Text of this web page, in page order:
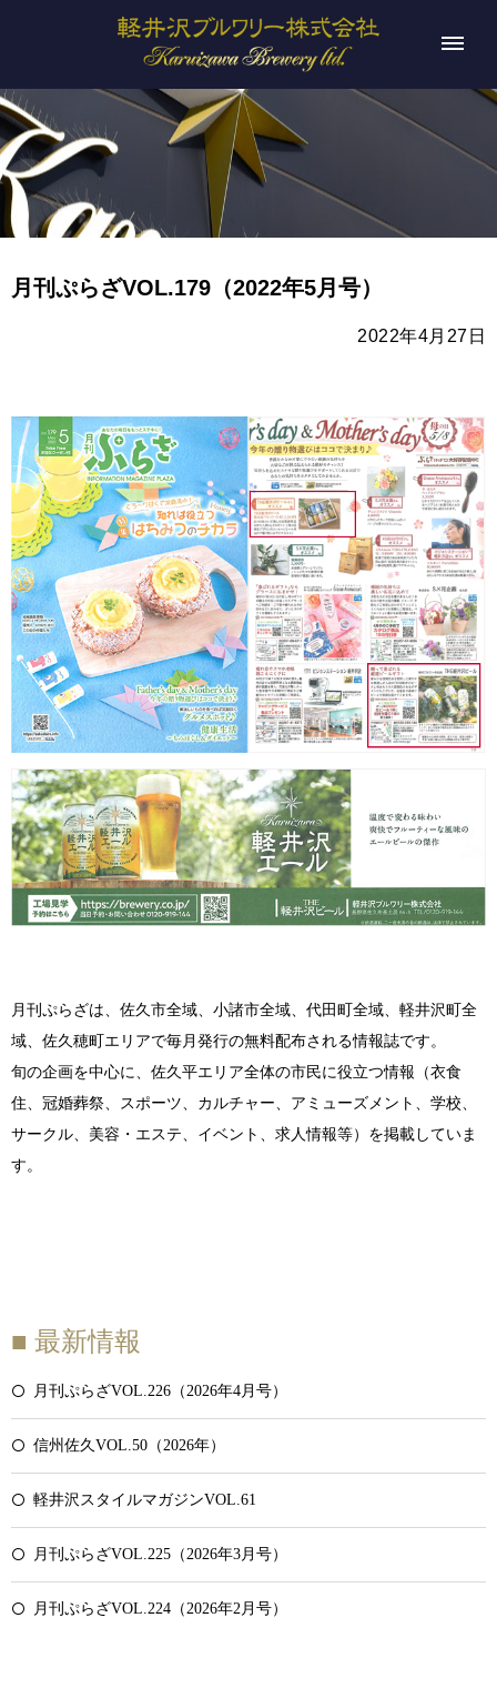
月刊ぷらざVOL.179（2022年5月号）
2022年4月27日
月刊ぷらざは、佐久市全域、小諸市全域、代田町全域、軽井沢町全
域、佐久穂町エリアで毎月発行の無料配布される情報誌です。
旬の企画を中心に、佐久平エリア全体の市民に役立つ情報（衣食
住、冠婚葬祭、スポーツ、カルチャー、アミューズメント、学校、
サークル、美容・エステ、イベント、求人情報等）を掲載していま
す。
■ 最新情報
月刊ぷらざVOL.226（2026年4月号）
信州佐久VOL.50（2026年）
軽井沢スタイルマガジンVOL.61
月刊ぷらざVOL.225（2026年3月号）
月刊ぷらざVOL.224（2026年2月号）